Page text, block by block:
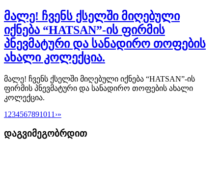
მალე! ჩვენს ქსელში მიღებული
იქნება “HATSAN”-ის ფირმის
პნევმატური და სანადირო თოფების
ახალი კოლექცია.
მალე! ჩვენს ქსელში მიღებული იქნება “HATSAN”-ის
ფირმის პნევმატური და სანადირო თოფების ახალი
კოლექცია.
1 234567891011 ›»
დაგვიმეგობრდით